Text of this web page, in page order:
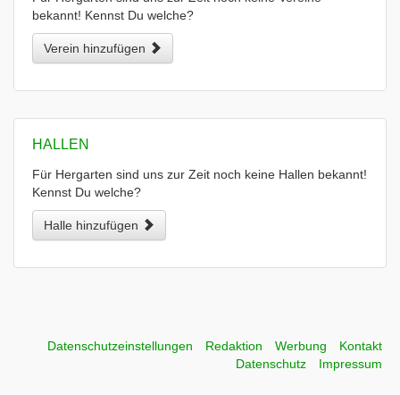
bekannt! Kennst Du welche?
Verein hinzufügen
HALLEN
Für Hergarten sind uns zur Zeit noch keine Hallen bekannt!
Kennst Du welche?
Halle hinzufügen
Datenschutzeinstellungen Redaktion Werbung
Kontakt
Datenschutz
Impressum